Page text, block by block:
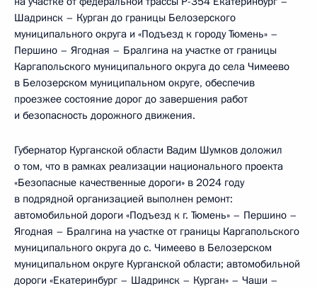
Шадринск – Курган до границы Белозерского
муниципального округа и «Подъезд к городу Тюмень» –
Першино – Ягодная – Бралгина на участке от границы
Каргапольского муниципального округа до села Чимеево
в Белозерском муниципальном округе, обеспечив
проезжее состояние дорог до завершения работ
и безопасность дорожного движения.
Губернатор Курганской области Вадим Шумков доложил
о том, что в рамках реализации национального проекта
«Безопасные качественные дороги» в 2024 году
в подрядной организацией выполнен ремонт:
автомобильной дороги «Подъезд к г. Тюмень» – Першино –
Ягодная – Бралгина на участке от границы Каргапольского
муниципального округа до с. Чимеево в Белозерском
муниципальном округе Курганской области; автомобильной
дороги «Екатеринбург – Шадринск – Курган» – Чаши –